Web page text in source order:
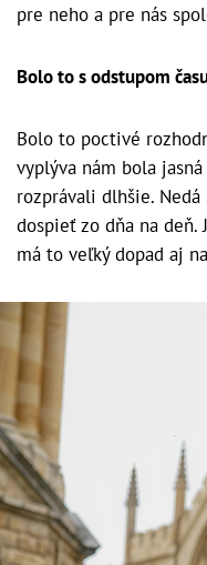
pre neho a pre nás
Bolo to s odstupom
Bolo to poctivé
vyplýva nám bola
rozprávali dlhšie.
dospieť zo dňa na deň.
má to veľký dopad aj